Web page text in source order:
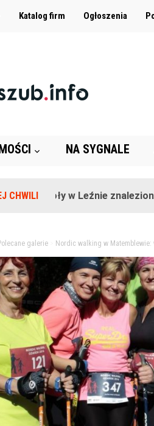
Katalog firm Ogłoszenia
NA SYGNALE
CHWILIw Leźnie znaleziono granat!
galerie> Nordic walking w Matemblewie: